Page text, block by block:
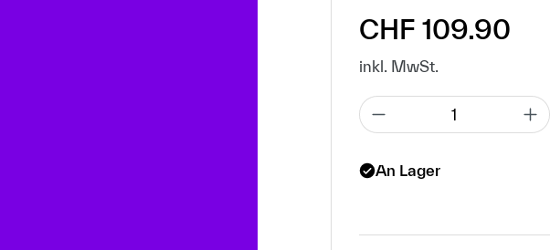
Regulärer Preis:
CHF 109.90
inkl. MwSt.
An Lager